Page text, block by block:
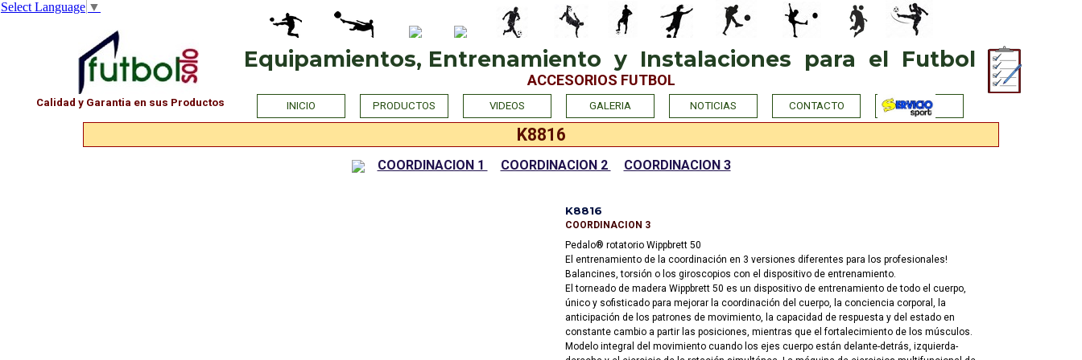
Select Language ▼
PHOTO
Saltar menú
INICIO PRODUCTOS VIDEOS GALERIA NOTICIAS CONTACTO
Calidad y Garantia en sus Productos
Equipamientos, Entrenamiento  y  Instalaciones  para  el  Futbol
ACCESORIOS FUTBOL
K8816
COORDINACION 1 COORDINACION 2 COORDINACION 3
K8816
COORDINACION 3
Pedalo® rotatorio Wippbrett 50
El entrenamiento de la coordinación en 3 versiones diferentes para los profesionales!
Balancines, torsión o los giroscopios con el dispositivo de entrenamiento.
El torneado de madera Wippbrett 50 es un dispositivo de entrenamiento de todo el cuerpo,
único y sofisticado para mejorar la coordinación del cuerpo, la conciencia corporal, la
anticipación de los patrones de movimiento, la capacidad de respuesta y del estado en
constante cambio a partir las posiciones, mientras que el fortalecimiento de los músculos.
Modelo integral del movimiento cuando los ejes cuerpo están delante-detrás, izquierda-